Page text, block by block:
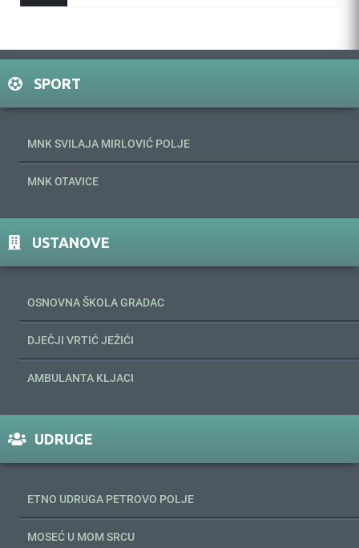
SPORT
MNK SVILAJA MIRLOVIĆ POLJE
MNK OTAVICE
USTANOVE
OSNOVNA ŠKOLA GRADAC
DJEČJI VRTIĆ JEŽIĆI
AMBULANTA KLJACI
UDRUGE
ETNO UDRUGA PETROVO POLJE
MOSEĆ U MOM SRCU